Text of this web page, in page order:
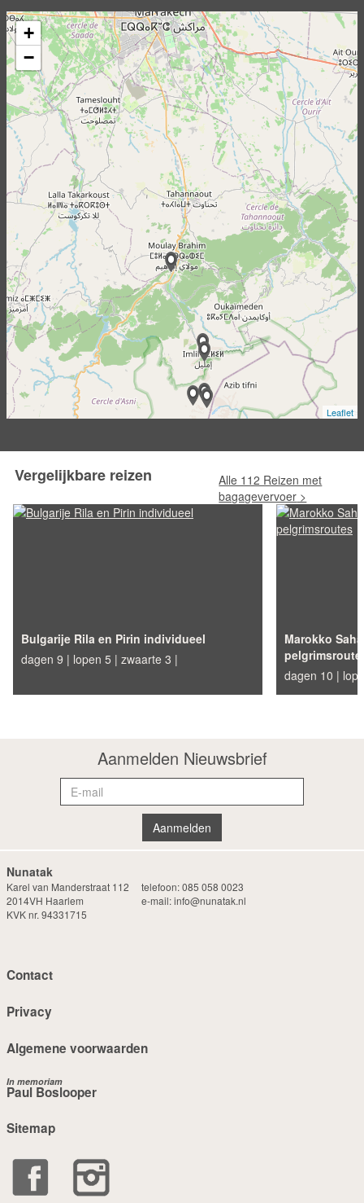
+
−
Leaflet
Vergelijkbare reizen
Alle 112 Reizen met
bagagevervoer
Bulgarije Rila en Pirin individueel
dagen 9
lopen 5 zwaarte 3
Marokko
dagen 10
Aanmelden Nieuwsbrief
Nunatak
Karel van Manderstraat 112
2014VH Haarlem
KVK nr. 94331715
telefoon:085 058 0023
e-mail:info@nunatak.nl
Contact
Privacy
Algemene voorwaarden
In memoriam
Paul Boslooper
Sitemap